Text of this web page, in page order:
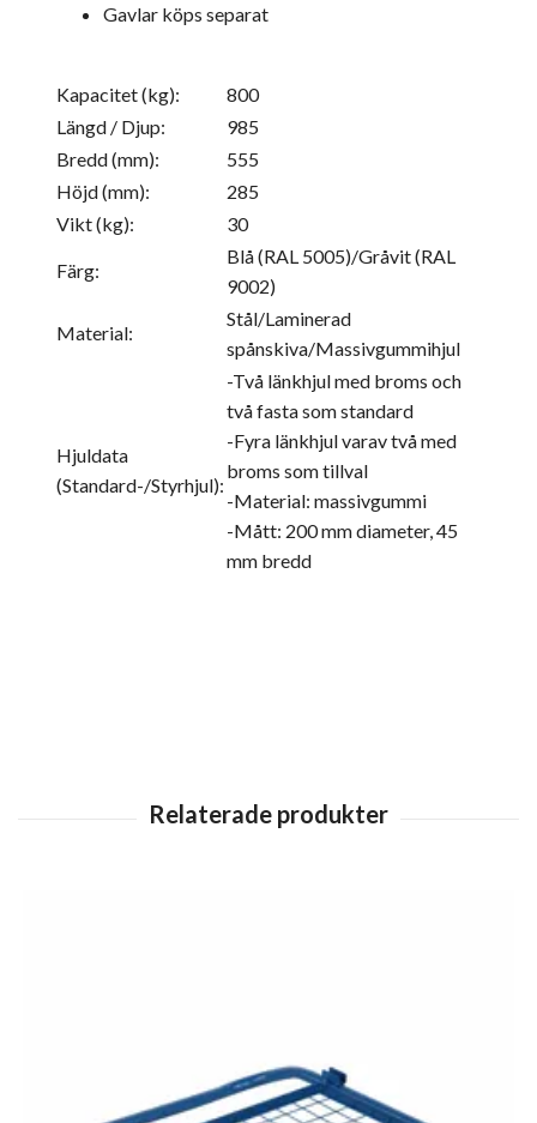
Gavlar köps separat
Kapacitet (kg):
800
Längd / Djup:
985
Bredd (mm):
555
Höjd (mm):
285
Vikt (kg):
30
Färg:
Blå (RAL 5005)/Gråvit (RAL
9002)
Material:
Stål/Laminerad
spånskiva/Massivgummihjul
Hjuldata
(Standard-/Styrhjul):
-Två länkhjul med broms och
två fasta som standard
-Fyra länkhjul varav två med
broms som tillval
-Material: massivgummi
-Mått: 200 mm diameter, 45
mm bredd